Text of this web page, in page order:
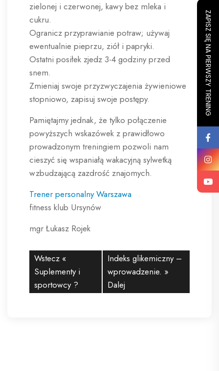
zielonej i czerwonej, kawy bez mleka i
cukru.
Ogranicz przyprawianie potraw; używaj
ewentualnie pieprzu, ziół i papryki.
Ostatni posiłek zjedz 3-4 godziny przed
snem.
Zmieniaj swoje przyzwyczajenia żywieniowe
stopniowo, zapisuj swoje postępy.
Pamiętajmy jednak, że tylko połączenie
powyższych wskazówek z prawidłowo
prowadzonym treningiem pozwoli nam
cieszyć się wspaniałą wakacyjną sylwetką
wzbudzającą zazdrość znajomych.
Trener personalny Warszawa
fitness klub Ursynów
mgr Łukasz Rojek
Wstecz «
Suplementy i
sportowcy ?
Indeks glikemiczny –
wprowadzenie. »
Dalej
ZAPISZ SIĘ NA PIERWSZY TRENING